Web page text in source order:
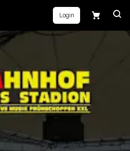
Login